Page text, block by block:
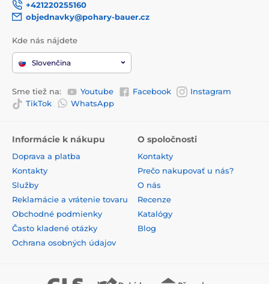
+421220255160
objednavky@pohary-bauer.cz
Kde nás nájdete
Slovenčina
Sme tiež na: Youtube Facebook
Instagram
TikTok
WhatsApp
Informácie k nákupu
Doprava a platba
Kontakty
Služby
Reklamácie a vrátenie tovaru
Obchodné podmienky
Často kladené otázky
Ochrana osobných údajov
O spoločnosti
Kontakty
Prečo nakupovať u nás?
O nás
Recenze
Katalógy
Blog